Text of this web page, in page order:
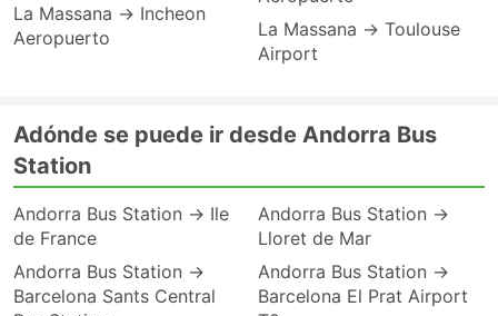
La Massana → Incheon
Aeropuerto
La Massana → Toulouse
Airport
Adónde se puede ir desde Andorra Bus
Station
Andorra Bus Station → Ile
de France
Andorra Bus Station →
Barcelona Sants Central
Andorra Bus Station →
Lloret de Mar
Andorra Bus Station →
Barcelona El Prat Airport